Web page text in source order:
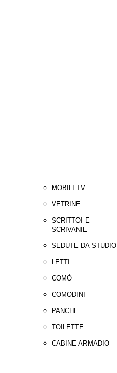
MOBILI TV
VETRINE
SCRITTOI E
SCRIVANIE
SEDUTE DA STUDIO
LETTI
COMÒ
COMODINI
PANCHE
TOILETTE
CABINE ARMADIO